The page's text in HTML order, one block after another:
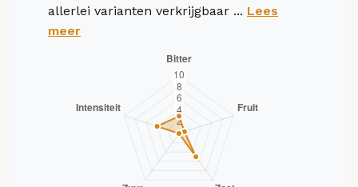
allerlei varianten verkrijgbaar ... Lees
meer